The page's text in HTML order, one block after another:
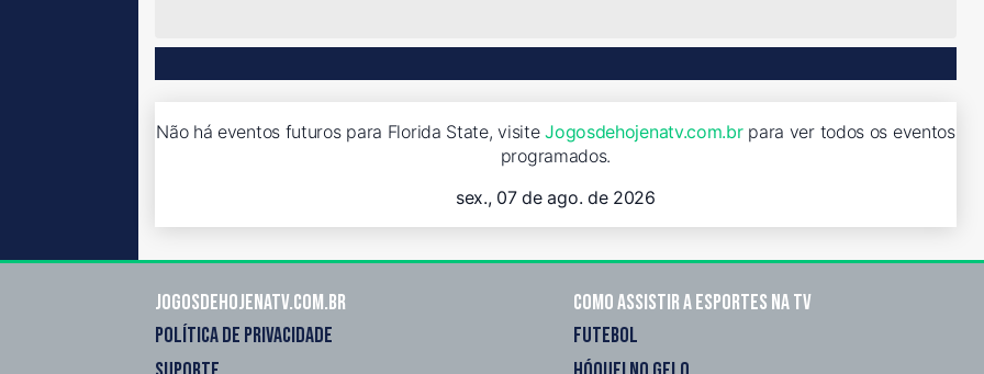
Não há eventos futuros para Florida State, visiteJogosdehojenatv.com.brpara ver todos os eventos
programados.
sex., 07 de ago. de 2026
Jogosdehojenatv.com.br
POLÍTICA DE PRIVACIDADE
Como assistir a esportes na TV
FUTEBOL